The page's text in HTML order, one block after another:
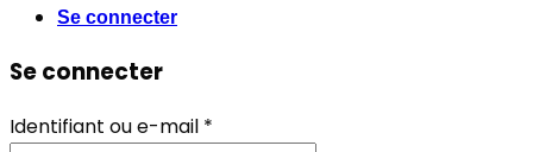
Se connecter
Se connecter
Identifiant ou e-mail *